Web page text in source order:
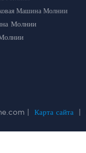
Машина Молнии
Молнии
| Карта сайта